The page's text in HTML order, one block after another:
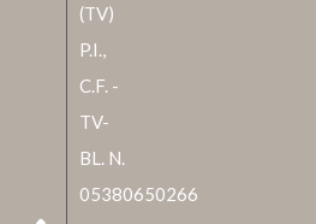
(TV)
P.I.,
C.F. -
TV-
BL. N.
05380650266